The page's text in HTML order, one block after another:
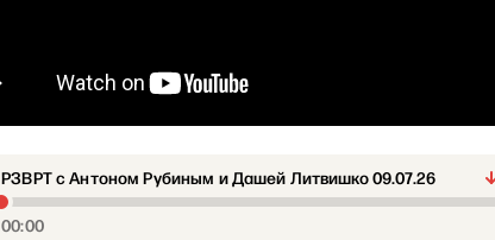
РЗВРТ с Антоном Рубиным и Дашей Литвишко 09.07.26
00:00